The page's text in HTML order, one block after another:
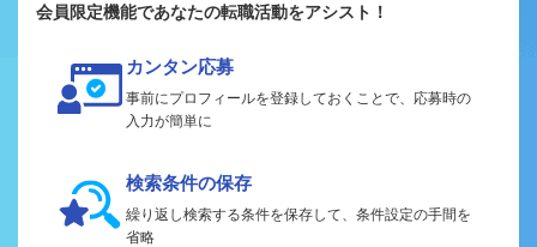
会員限定機能であなたの転職活動をアシスト！
カンタン応募
事前にプロフィールを登録しておくことで、応募時の
入力が簡単に
検索条件の保存
繰り返し検索する条件を保存して、条件設定の手間を
省略